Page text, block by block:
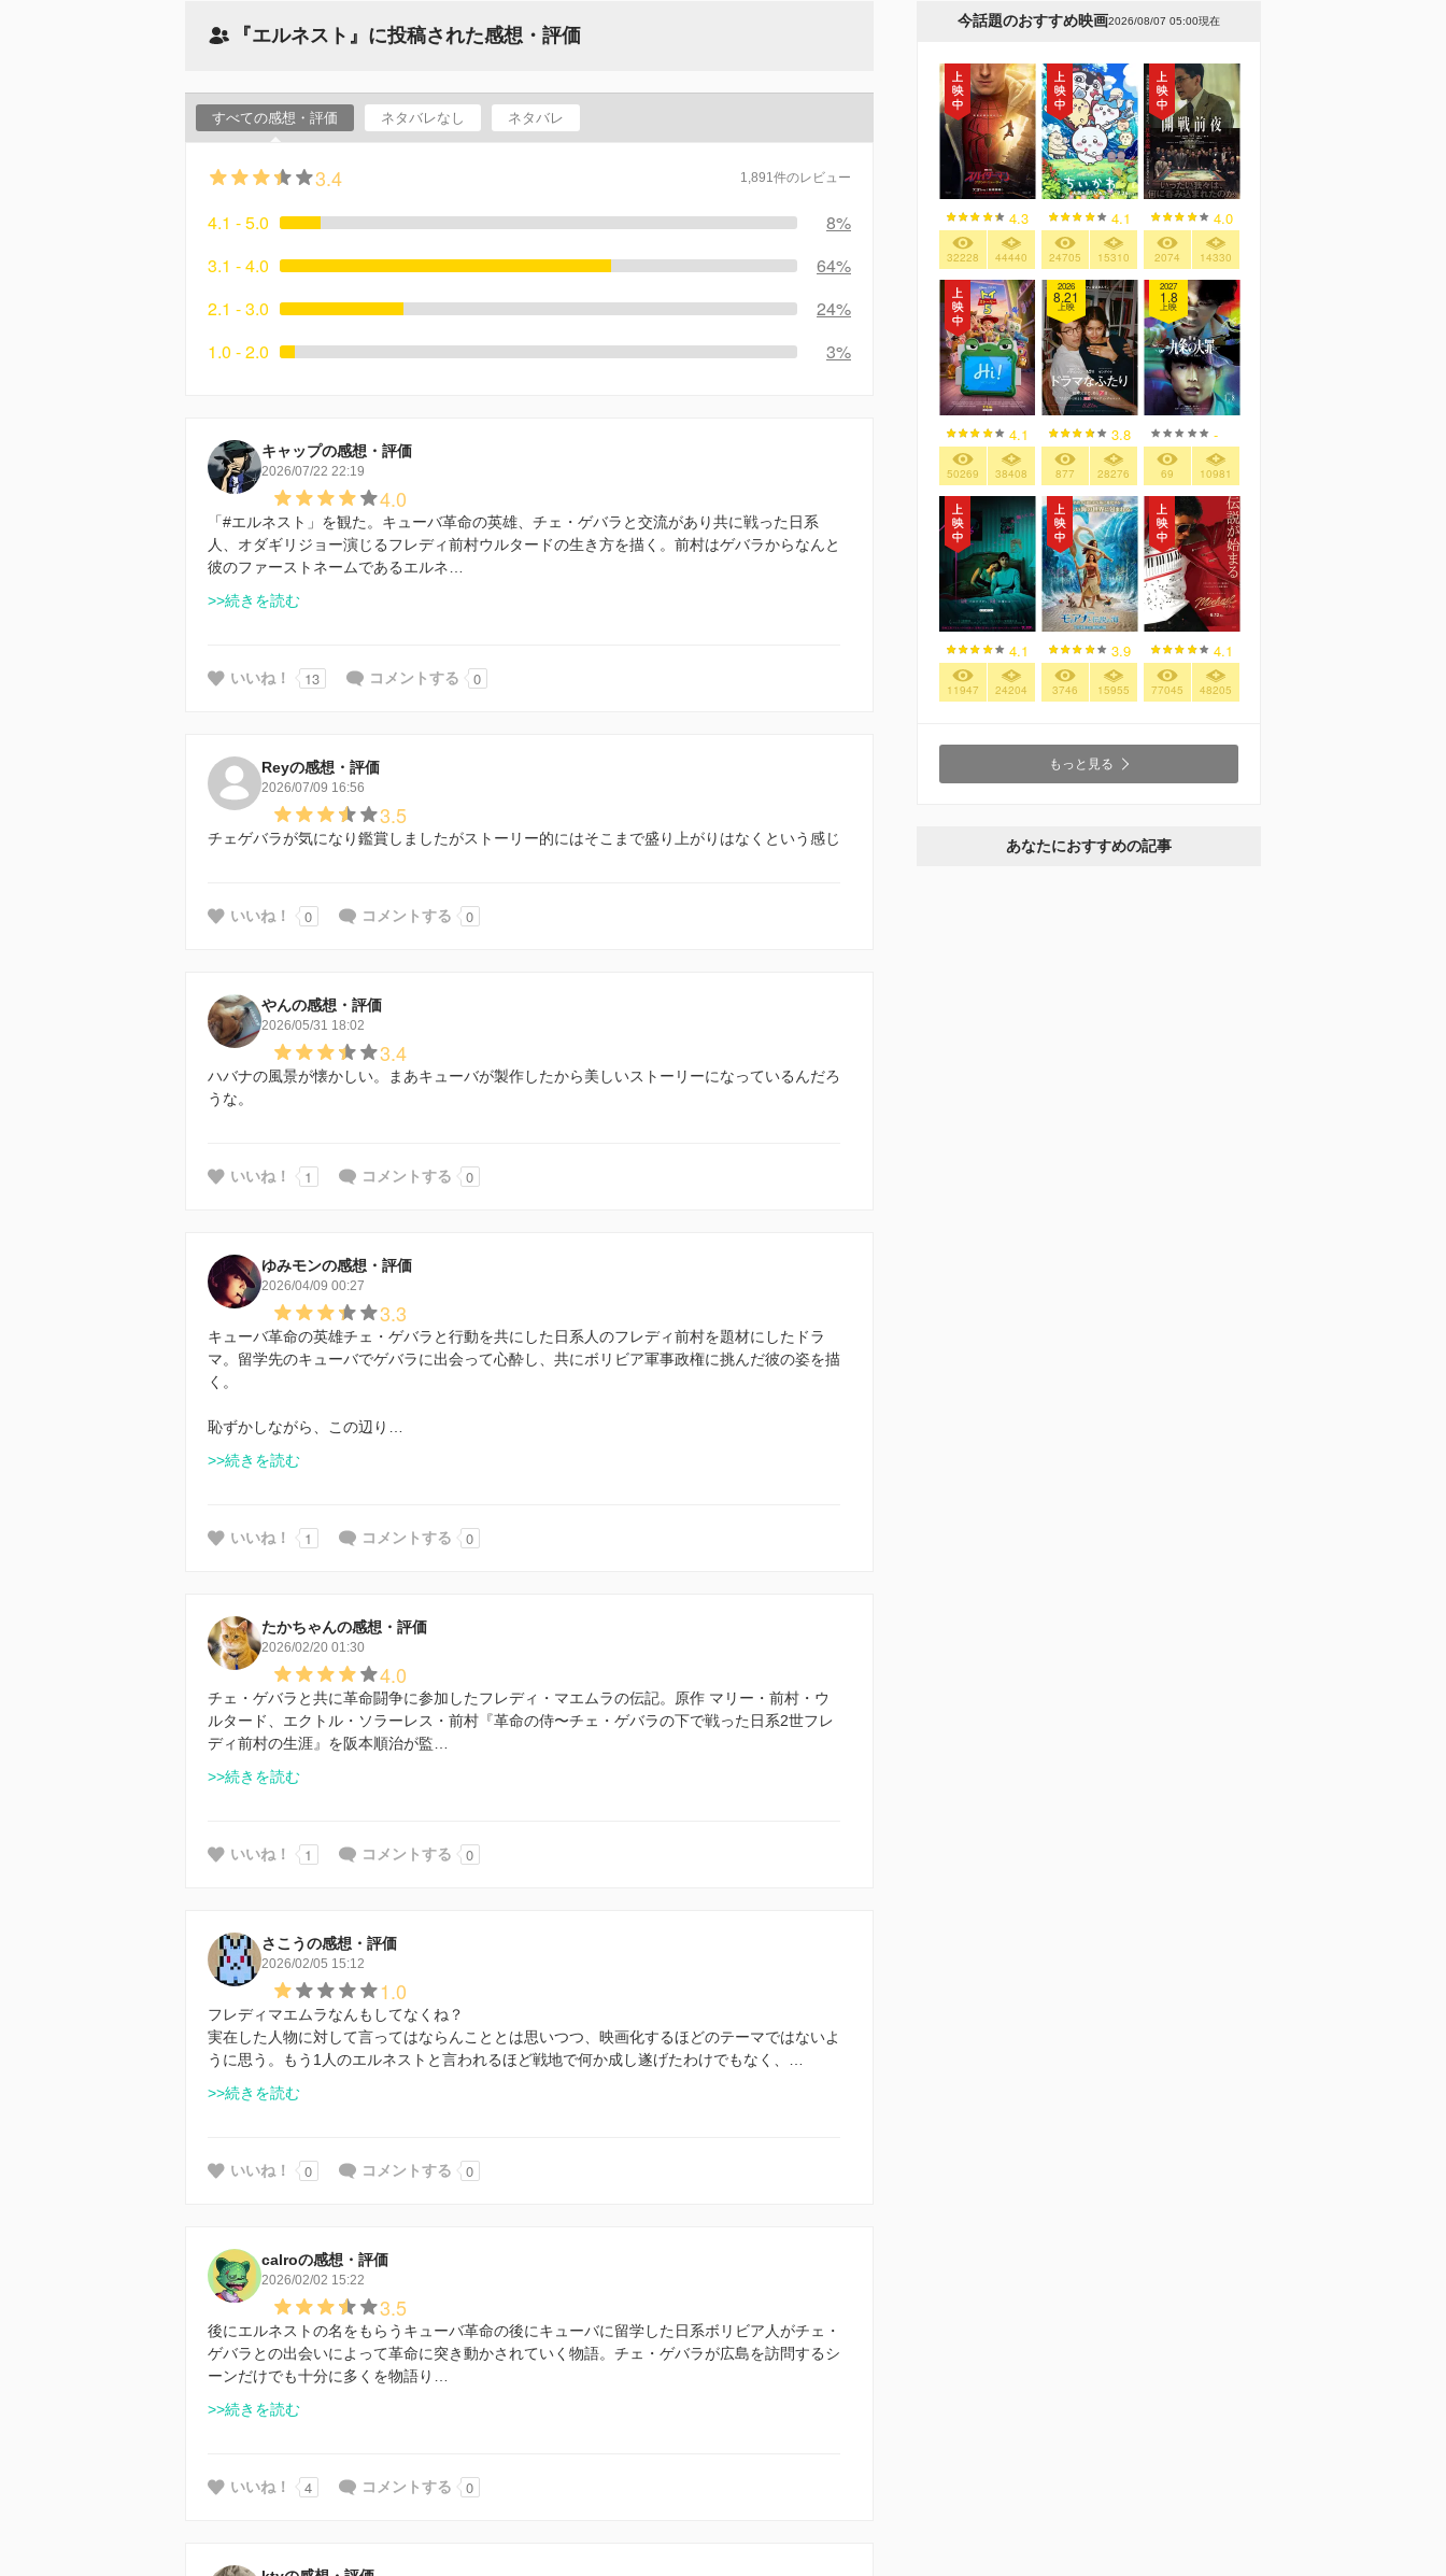
『エルネスト』に投稿された感想・評価
すべての感想・評価 ネタバレなし ネタバレ
3.4 1,891件のレビュー
4.1 - 5.0
8%
3.1 - 4.0
64%
2.1 - 3.0
24%
1.0 - 2.0
3%
キャップの感想・評価
2026/07/22 22:19
4.0
「#エルネスト」を観た。キューバ革命の英雄、チェ・ゲバラと交流があり共に戦った日系
人、オダギリジョー演じるフレディ前村ウルタードの生き方を描く。前村はゲバラからなんと
彼のファーストネームであるエルネ…
>>続きを読む
いいね！ 13 コメントする 0
Reyの感想・評価
2026/07/09 16:56
3.5
チェゲバラが気になり鑑賞しましたがストーリー的にはそこまで盛り上がりはなくという感じ
いいね！ 0 コメントする 0
やんの感想・評価
2026/05/31 18:02
3.4
ハバナの風景が懐かしい。まあキューバが製作したから美しいストーリーになっているんだろ
うな。
いいね！ 1 コメントする 0
ゆみモンの感想・評価
2026/04/09 00:27
3.3
キューバ革命の英雄チェ・ゲバラと行動を共にした日系人のフレディ前村を題材にしたドラ
マ。留学先のキューバでゲバラに出会って心酔し、共にボリビア軍事政権に挑んだ彼の姿を描
く。
恥ずかしながら、この辺り…
>>続きを読む
いいね！ 1 コメントする 0
たかちゃんの感想・評価
2026/02/20 01:30
4.0
チェ・ゲバラと共に革命闘争に参加したフレディ・マエムラの伝記。原作 マリー・前村・ウ
ルタード、エクトル・ソラーレス・前村『革命の侍〜チェ・ゲバラの下で戦った日系2世フレ
ディ前村の生涯』を阪本順治が監…
>>続きを読む
いいね！ 1 コメントする 0
さこうの感想・評価
2026/02/05 15:12
1.0
フレディマエムラなんもしてなくね？
実在した人物に対して言ってはならんこととは思いつつ、映画化するほどのテーマではないよ
うに思う。もう1人のエルネストと言われるほど戦地で何か成し遂げたわけでもなく、…
>>続きを読む
いいね！ 0 コメントする 0
calroの感想・評価
2026/02/02 15:22
3.5
後にエルネストの名をもらうキューバ革命の後にキューバに留学した日系ボリビア人がチェ・
ゲバラとの出会いによって革命に突き動かされていく物語。チェ・ゲバラが広島を訪問するシ
ーンだけでも十分に多くを物語り…
>>続きを読む
いいね！ 4 コメントする 0
今話題のおすすめ映画2026/08/07 05:00現在
4.3
32228 44440
4.1
24705 15310
4.0
2074 14330
4.1
50269 38408
2026
8.21
上映
3.8
877 28276
2027
1.8
上映
-
69 10981
4.1
11947 24204
3.9
3746 15955
4.1
77045 48205
もっと見る
あなたにおすすめの記事